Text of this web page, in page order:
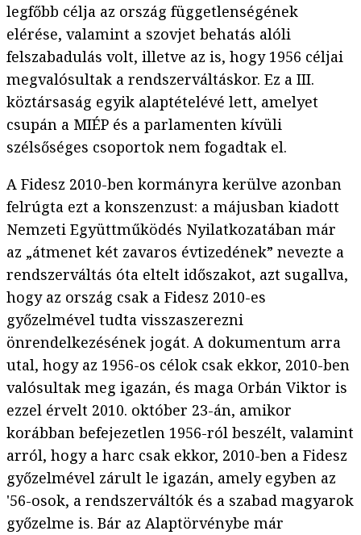
legfőbb célja az ország függetlenségének
elérése, valamint a szovjet behatás alóli
felszabadulás volt, illetve az is, hogy 1956 céljai
megvalósultak a rendszerváltáskor. Ez a III.
köztársaság egyik alaptételévé lett, amelyet
csupán a MIÉP és a parlamenten kívüli
szélsőséges csoportok nem fogadtak el.
A Fidesz 2010-ben kormányra kerülve azonban
felrúgta ezt a konszenzust: a májusban kiadott
Nemzeti Együttműködés Nyilatkozatában már
az „átmenet két zavaros évtizedének” nevezte a
rendszerváltás óta eltelt időszakot, azt sugallva,
hogy az ország csak a Fidesz 2010-es
győzelmével tudta visszaszerezni
önrendelkezésének jogát. A dokumentum arra
utal, hogy az 1956-os célok csak ekkor, 2010-ben
valósultak meg igazán, és maga Orbán Viktor is
ezzel érvelt 2010. október 23-án, amikor
korábban befejezetlen 1956-ról beszélt, valamint
arról, hogy a harc csak ekkor, 2010-ben a Fidesz
győzelmével zárult le igazán, amely egyben az
'56-osok, a rendszerváltók és a szabad magyarok
győzelme is. Bár az Alaptörvénybe már